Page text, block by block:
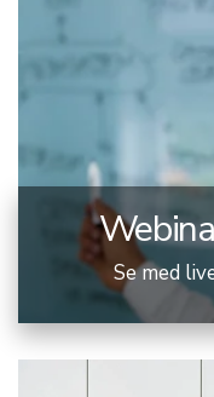
Se med